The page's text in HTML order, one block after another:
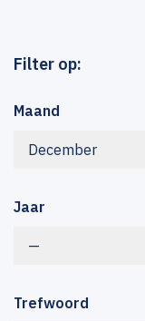
Filter op:
Maand
December
Jaar
—
Trefwoord